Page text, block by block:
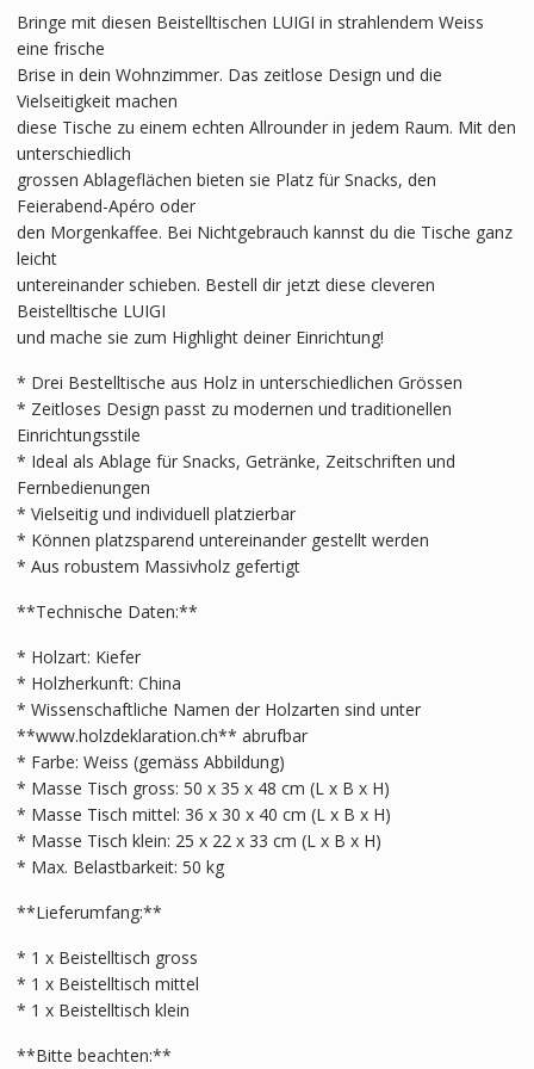
Bringe mit diesen Beistelltischen LUIGI in strahlendem Weiss
eine frische
Brise in dein Wohnzimmer. Das zeitlose Design und die
Vielseitigkeit machen
diese Tische zu einem echten Allrounder in jedem Raum. Mit den
unterschiedlich
grossen Ablageflächen bieten sie Platz für Snacks, den
Feierabend-Apéro oder
den Morgenkaffee. Bei Nichtgebrauch kannst du die Tische ganz
leicht
untereinander schieben. Bestell dir jetzt diese cleveren
Beistelltische LUIGI
und mache sie zum Highlight deiner Einrichtung!
* Drei Bestelltische aus Holz in unterschiedlichen Grössen
* Zeitloses Design passt zu modernen und traditionellen
Einrichtungsstile
* Ideal als Ablage für Snacks, Getränke, Zeitschriften und
Fernbedienungen
* Vielseitig und individuell platzierbar
* Können platzsparend untereinander gestellt werden
* Aus robustem Massivholz gefertigt
**Technische Daten:**
* Holzart: Kiefer
* Holzherkunft: China
* Wissenschaftliche Namen der Holzarten sind unter
**www.holzdeklaration.ch** abrufbar
* Farbe: Weiss (gemäss Abbildung)
* Masse Tisch gross: 50 x 35 x 48 cm (L x B x H)
* Masse Tisch mittel: 36 x 30 x 40 cm (L x B x H)
* Masse Tisch klein: 25 x 22 x 33 cm (L x B x H)
* Max. Belastbarkeit: 50 kg
**Lieferumfang:**
* 1 x Beistelltisch gross
* 1 x Beistelltisch mittel
* 1 x Beistelltisch klein
**Bitte beachten:**